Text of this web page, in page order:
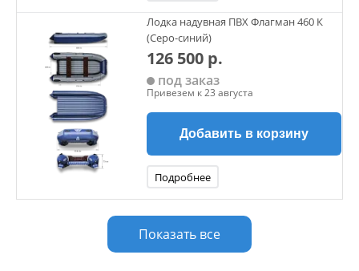
Лодка надувная ПВХ Флагман 460 К
(Серо-синий)
126 500 р.
под заказ
Привезем к 23 августа
Добавить в корзину
Подробнее
Показать все